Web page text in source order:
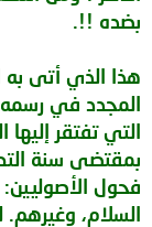
بضده !!.
هذا الذي أتى به
المجدد في رسمه
التي تفتقر إليها
بمقتضى سنة
فحول الأصوليين:
السلام، وغيرهم.